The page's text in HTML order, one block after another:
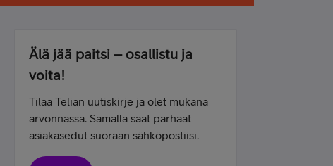
Älä jää paitsi – osallistu ja
voita!
Tilaa Telian uutiskirje ja olet mukana
arvonnassa. Samalla saat parhaat
asiakasedut suoraan sähköpostiisi.